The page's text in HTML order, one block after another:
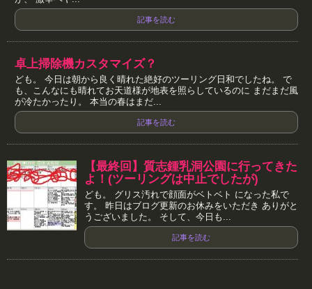
記事を読む
卓上掃除機カスタマイズ？
ども。 今日は朝から良く晴れた絶好のツーリング日和でしたね。 で
も、こんなにも晴れてお天道様が地表を照らしているのに まだまだ風
が冷たかったり。 本当の春はまだ...
記事を読む
【最終回】質志鍾乳洞公園に行ってきた
よ！(ツーリングは中止でしたが)
ども。 グリス汚れで顔面がベトベト になった私で
す。 昨日はブログ更新のお休みをいただき ありがと
うございました。 そして、今日も...
記事を読む